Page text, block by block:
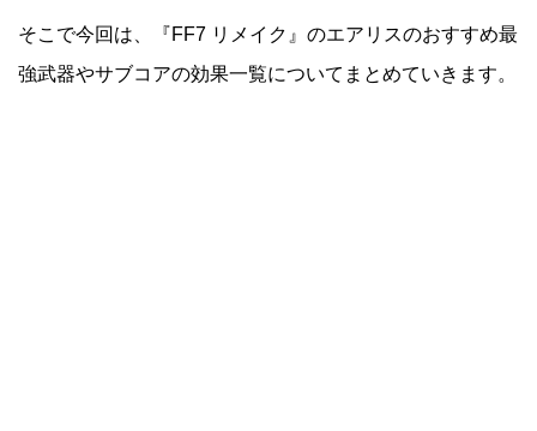
そこで今回は、『FF7 リメイク』のエアリスのおすすめ最
強武器やサブコアの効果一覧についてまとめていきます。